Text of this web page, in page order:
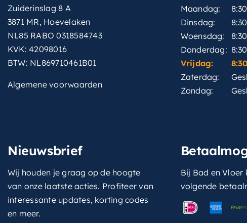
Zuiderinslag 8 A
3871 MR, Hoevelaken
NL85 RABO 0318584743
KVK: 42098016
BTW: NL869710461B01
Algemene voorwaarden
Maandag:
Dinsdag:
Woensdag:
Donderdag:
Vrijdag:
Zaterdag:
Zondag:
Nieuwsbrief
Wij houden je graag op de hoogte
van onze laatste acties. Profiteer van
interessante updates, korting codes
en meer.
Bij Bad en Vloer
volgende